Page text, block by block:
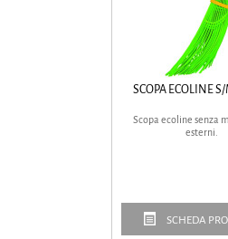
SCOPA ECOLINE
Scopa ecoline senza
esterni.
SCHEDA